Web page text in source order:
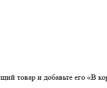
товар и добавьте его «В